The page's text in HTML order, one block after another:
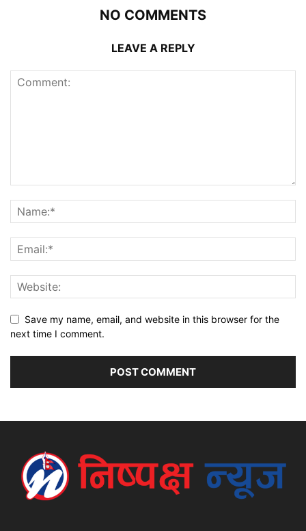
NO COMMENTS
LEAVE A REPLY
Save my name, email, and website in this browser for the
next time I comment.